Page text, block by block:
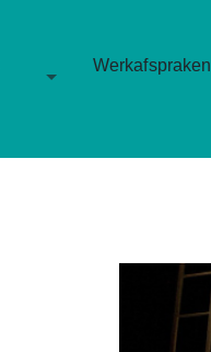
Toggle Dropdown
Werkafspraken